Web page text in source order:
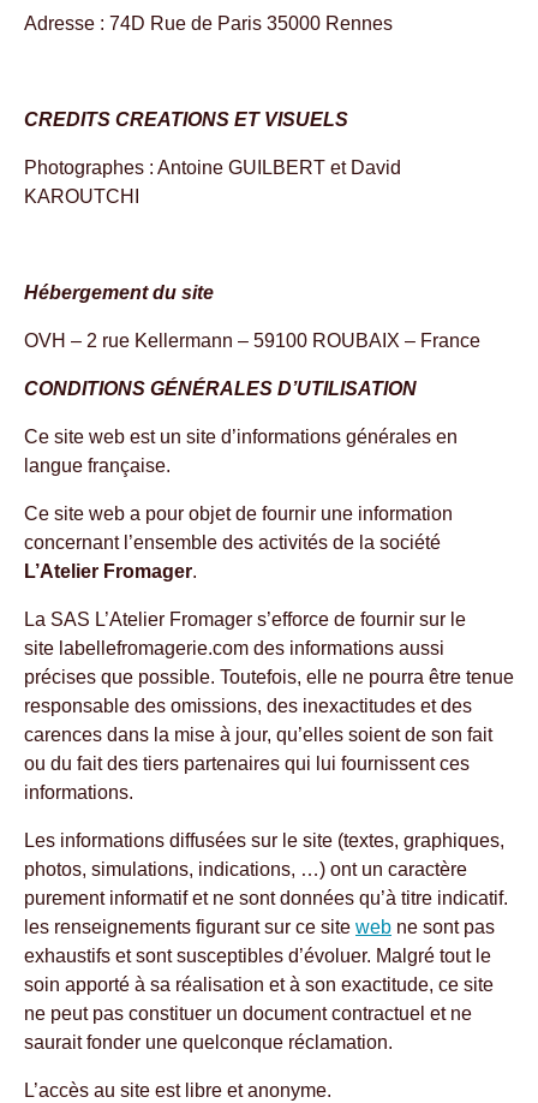
Adresse : 74D Rue de Paris 35000 Rennes
CREDITS CREATIONS ET VISUELS
Photographes : Antoine GUILBERT et David
KAROUTCHI
Hébergement du site
OVH – 2 rue Kellermann – 59100 ROUBAIX – France
CONDITIONS GÉNÉRALES D’UTILISATION
Ce site web est un site d’informations générales en
langue française.
Ce site web a pour objet de fournir une information
concernant l’ensemble des activités de la société
L’Atelier Fromager.
La SAS L’Atelier Fromager s’efforce de fournir sur le
site labellefromagerie.com des informations aussi
précises que possible. Toutefois, elle ne pourra être tenue
responsable des omissions, des inexactitudes et des
carences dans la mise à jour, qu’elles soient de son fait
ou du fait des tiers partenaires qui lui fournissent ces
informations.
Les informations diffusées sur le site (textes, graphiques,
photos, simulations, indications, …) ont un caractère
purement informatif et ne sont données qu’à titre indicatif.
les renseignements figurant sur ce site web ne sont pas
exhaustifs et sont susceptibles d’évoluer. Malgré tout le
soin apporté à sa réalisation et à son exactitude, ce site
ne peut pas constituer un document contractuel et ne
saurait fonder une quelconque réclamation.
L’accès au site est libre et anonyme.